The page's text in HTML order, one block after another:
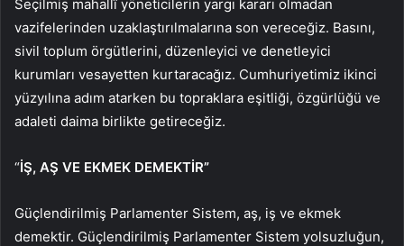
Seçilmiş mahallî yöneticilerin yargı kararı olmadan
vazifelerinden uzaklaştırılmalarına son vereceğiz. Basını,
sivil toplum örgütlerini, düzenleyici ve denetleyici
kurumları vesayetten kurtaracağız. Cumhuriyetimiz ikinci
yüzyılına adım atarken bu topraklara eşitliği, özgürlüğü ve
adaleti daima birlikte getireceğiz.
“İŞ, AŞ VE EKMEK DEMEKTİR”
Güçlendirilmiş Parlamenter Sistem, aş, iş ve ekmek
demektir. Güçlendirilmiş Parlamenter Sistem yolsuzluğun,